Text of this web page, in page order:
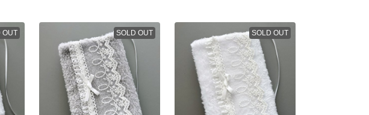
OUT SOLD OUT SOLD OUT